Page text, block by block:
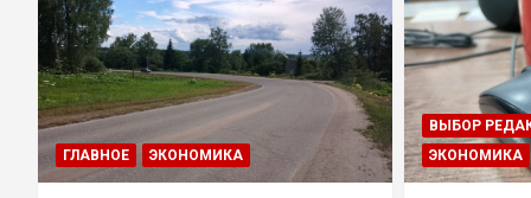
ГЛАВНОЕ ЭКОНОМИКА
ВЫБОР
ЭКОНОМИКА